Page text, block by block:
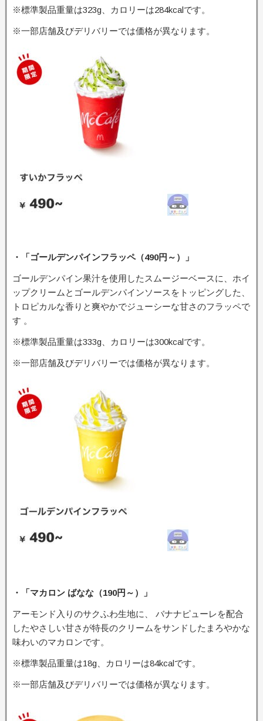
※標準製品重量は323g、カロリーは284kcalです。
※一部店舗及びデリバリーでは価格が異なります。
・「ゴールデンパインフラッペ（490円～）」
ゴールデンパイン果汁を使用したスムージーベースに、ホイ
ップクリームとゴールデンパインソースをトッピングした、
トロピカルな香りと爽やかでジューシーな甘さのフラッペで
す 。
※標準製品重量は333g、カロリーは300kcalです。
※一部店舗及びデリバリーでは価格が異なります。
・「マカロン ばなな（190円～）」
アーモンド入りのサクふわ生地に、 バナナピューレを配合
したやさしい甘さが特長のクリームをサンドしたまろやかな
味わいのマカロンです。
※標準製品重量は18g、カロリーは84kcalです。
※一部店舗及びデリバリーでは価格が異なります。